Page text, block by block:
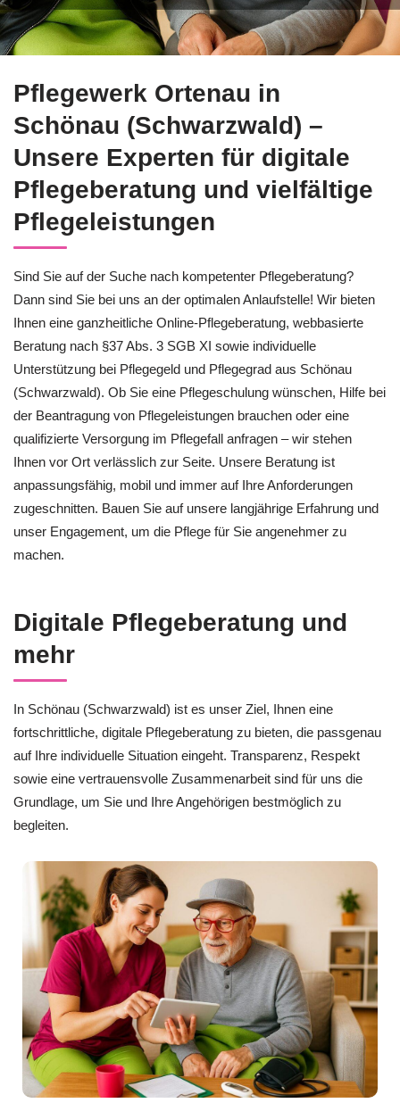
Pflegewerk Ortenau in
Schönau (Schwarzwald) –
Unsere Experten für digitale
Pflegeberatung und vielfältige
Pflegeleistungen
Sind Sie auf der Suche nach kompetenter Pflegeberatung?
Dann sind Sie bei uns an der optimalen Anlaufstelle! Wir bieten
Ihnen eine ganzheitliche Online-Pflegeberatung, webbasierte
Beratung nach §37 Abs. 3 SGB XI sowie individuelle
Unterstützung bei Pflegegeld und Pflegegrad aus Schönau
(Schwarzwald). Ob Sie eine Pflegeschulung wünschen, Hilfe bei
der Beantragung von Pflegeleistungen brauchen oder eine
qualifizierte Versorgung im Pflegefall anfragen – wir stehen
Ihnen vor Ort verlässlich zur Seite. Unsere Beratung ist
anpassungsfähig, mobil und immer auf Ihre Anforderungen
zugeschnitten. Bauen Sie auf unsere langjährige Erfahrung und
unser Engagement, um die Pflege für Sie angenehmer zu
machen.
Digitale Pflegeberatung und
mehr
In Schönau (Schwarzwald) ist es unser Ziel, Ihnen eine
fortschrittliche, digitale Pflegeberatung zu bieten, die passgenau
auf Ihre individuelle Situation eingeht. Transparenz, Respekt
sowie eine vertrauensvolle Zusammenarbeit sind für uns die
Grundlage, um Sie und Ihre Angehörigen bestmöglich zu
begleiten.